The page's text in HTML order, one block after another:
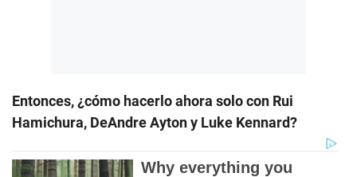
Entonces, ¿cómo hacerlo ahora solo con Rui
Hamichura, DeAndre Ayton y Luke Kennard?